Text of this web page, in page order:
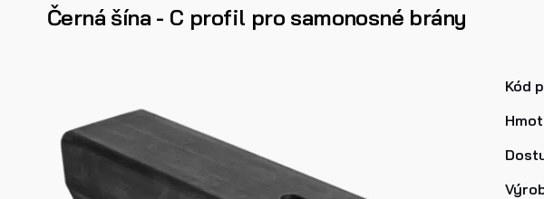
Černá šína - C profil pro samonosné brány
Kód